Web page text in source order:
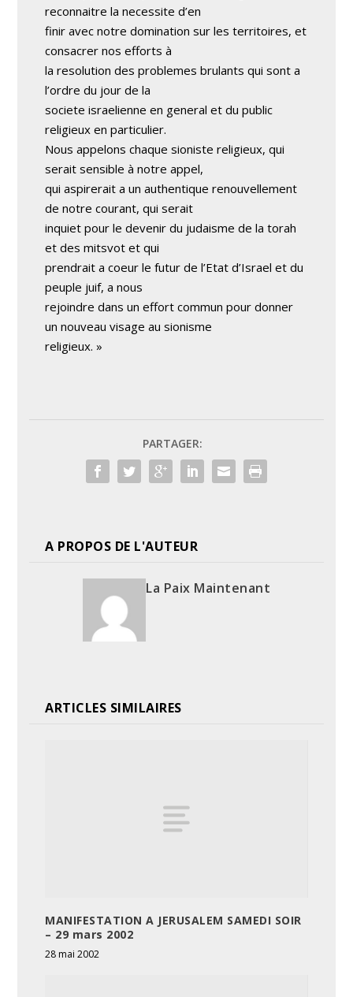
reconnaitre la necessite d’en
finir avec notre domination sur les territoires, et
consacrer nos efforts à
la resolution des problemes brulants qui sont a
l’ordre du jour de la
societe israelienne en general et du public
religieux en particulier.
Nous appelons chaque sioniste religieux, qui
serait sensible à notre appel,
qui aspirerait a un authentique renouvellement
de notre courant, qui serait
inquiet pour le devenir du judaisme de la torah
et des mitsvot et qui
prendrait a coeur le futur de l’Etat d’Israel et du
peuple juif, a nous
rejoindre dans un effort commun pour donner
un nouveau visage au sionisme
religieux. »
PARTAGER:
A PROPOS DE L'AUTEUR
La Paix Maintenant
ARTICLES SIMILAIRES
MANIFESTATION A JERUSALEM SAMEDI SOIR
– 29 mars 2002
28 mai 2002